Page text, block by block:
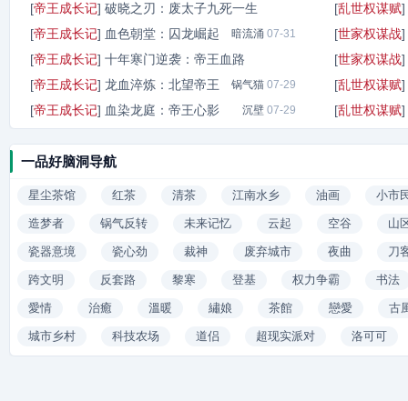
帝王之路
[帝王成长记] 破晓之刃：废太子九死一生
沈砚楼 07-31
[帝王成长记] 血色朝堂：囚龙崛起 暗流涌 07-31
[帝王成长记] 十年寒门逆袭：帝王血路
空谷音 07-31
[帝王成长记] 龙血淬炼：北望帝王 锅气猫 07-29
[帝王成长记] 血染龙庭：帝王心影 沉壁 07-29
[乱世权谋赋]
[世家权谋战]
[世家权谋战]
[乱世权谋赋]
[乱世权谋赋]
一品好脑洞导航
星尘茶馆 红茶 清茶 江南水乡 油画 小市
造梦者 锅气反转 未来记忆 云起 空谷 山
瓷器意境 瓷心劲 裁神 废弃城市 夜曲 刀
跨文明 反套路 黎寒 登基 权力争霸 书法
愛情 治癒 溫暖 繡娘 茶館 戀愛 古
城市乡村 科技农场 道侣 超现实派对 洛可可